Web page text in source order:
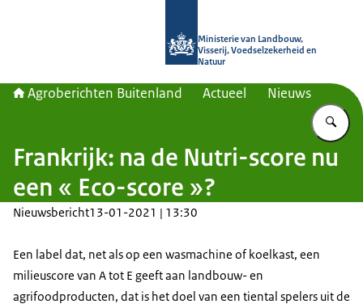
Ministerie van Landbouw,
Visserij, Voedselzekerheid en
Natuur
Agroberichten Buitenland Actueel Nieuws
Frankrijk: na de Nutri-score nu
een « Eco-score »?
Nieuwsbericht13-01-2021 | 13:30
Een label dat, net als op een wasmachine of koelkast, een
milieuscore van A tot E geeft aan landbouw- en
agrifoodproducten, dat is het doel van een tiental spelers uit de